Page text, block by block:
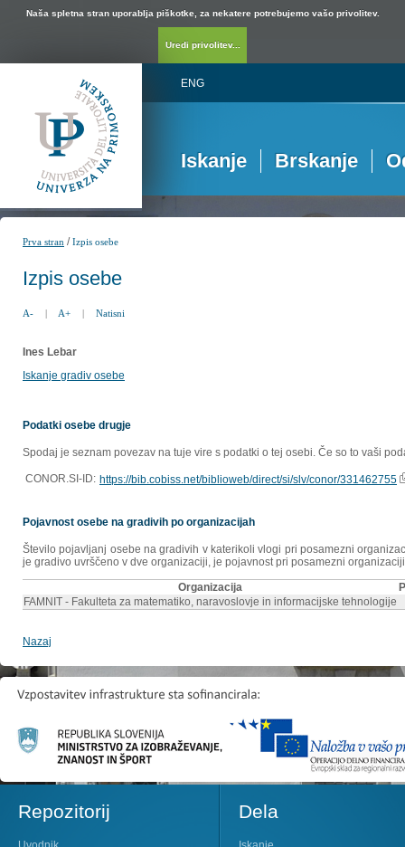
Naša spletna stran uporablja piškotke, za nekatere potrebujemo vašo privolitev.
Uredi privolitev...
ENG
Iskanje Brskanje
Prva stran /Izpis osebe
Izpis osebe
A- | A+ | Natisni
Ines Lebar
Iskanje gradiv osebe
Podatki osebe drugje
Spodaj je seznam povezav na tuje vire s podatki o tej osebi. Če so to vaši
CONOR.SI-ID: https://bib.cobiss.net/biblioweb/direct/si/slv/conor/331462755
Pojavnost osebe na gradivih po organizacijah
Število pojavljanj osebe na gradivih v katerikoli vlogi pri posamezni
je gradivo uvrščeno v dve organizaciji, je pojavnost pri posamezni
Organizacija
FAMNIT - Fakulteta za matematiko, naravoslovje in informacijske tehnologije
Nazaj
Repozitorij Dela